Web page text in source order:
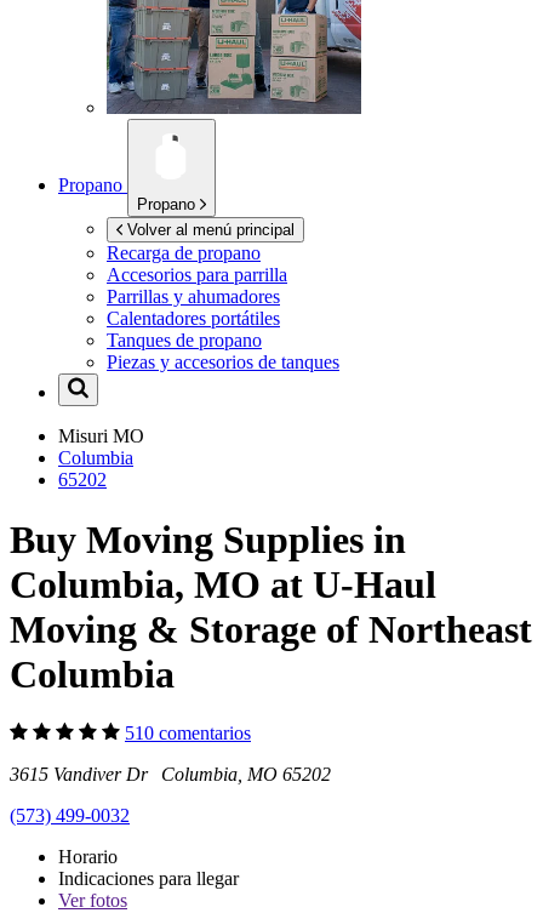
Propano
Propano
Volver al menú principal
Recarga de propano
Accesorios para parrilla
Parrillas y ahumadores
Calentadores portátiles
Tanques de propano
Piezas y accesorios de tanques
Misuri MO
Columbia
65202
Buy Moving Supplies in
Columbia, MO at U-Haul
Moving & Storage of Northeast
Columbia
510 comentarios
3615 Vandiver Dr Columbia, MO 65202
(573) 499-0032
Horario
Indicaciones para llegar
Verfotos